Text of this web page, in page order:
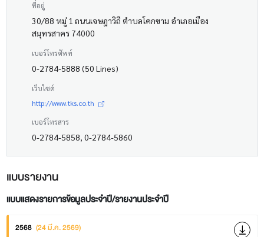
ที่อยู่
30/88 หมู่ 1 ถนนเจษฎาวิถี ตำบลโคกขาม อำเภอเมือง
สมุทรสาคร 74000
เบอร์โทรศัพท์
0-2784-5888 (50 Lines)
เว็บไซต์
http://www.tks.co.th
เบอร์โทรสาร
0-2784-5858, 0-2784-5860
แบบรายงาน
แบบแสดงรายการข้อมูลประจำปี/รายงานประจำปี
2568 (24 มี.ค. 2569)